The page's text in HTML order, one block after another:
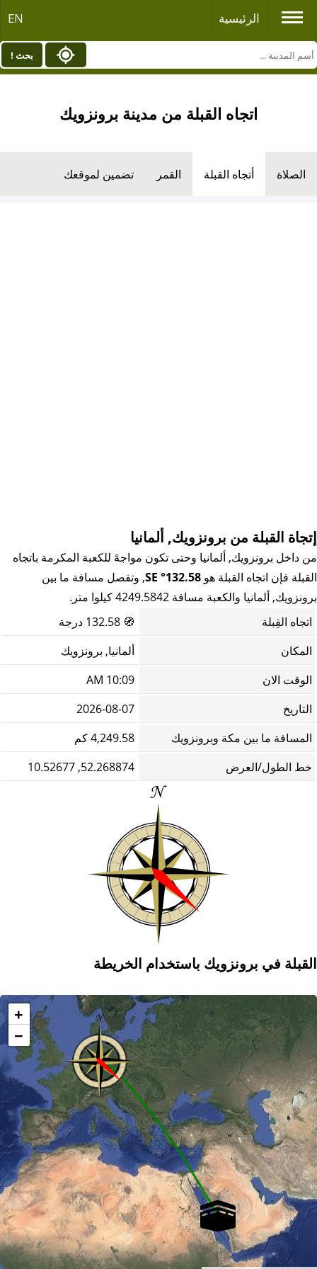
الرئيسية EN
بحث !
اتجاه القبلة من مدينة برونزويك
الصلاة أتجاه القبلة القمر تضمين لموقعك
إتجاة القبلة من برونزويك, ألمانيا
من داخل برونزويك, ألمانيا وحتى تكون مواجهً للكعبة المكرمة باتجاه
القبلة فإن اتجاه القبلة هو 132.58° SE
, وتفصل مسافة ما بين
برونزويك, ألمانيا والكعبة مسافة 4249.5842 كيلوا متر.
اتجاه القِبلة
🧭
المكان
ألمانيا, برونزويك
الوقت الان
10:09 AM
التاريخ
2026-08-07
المسافة ما بين مكة وبرونزويك
4,249.58 كم
خط الطول/العرض
52.268874, 10.52677
القبلة في برونزويك باستخدام الخريطة
+
−